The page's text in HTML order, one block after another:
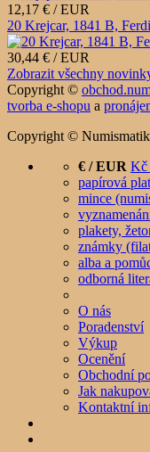
12,17 € / EUR
20 Krejcar, 1841 B,
30,44 € / EUR
Zobrazit všechny
Copyright ©
tvorba e-shopu a
Copyright ©
€ / EUR Kč
papírová
mince
plakety,
známky
alba a
odborná
O nás
Poradenství
Výkup
Ocenění
Obchodní
Jak
Kontaktní